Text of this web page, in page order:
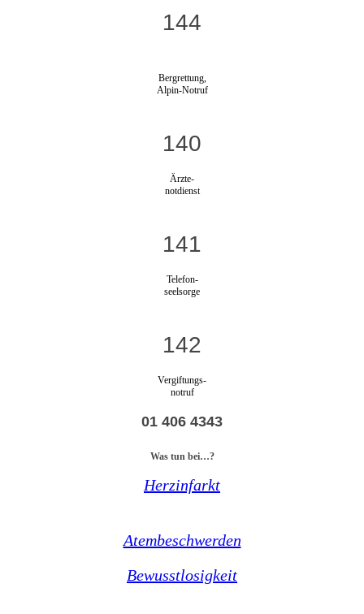
144
Bergrettung,
Alpin-Notruf
140
Ärzte-
notdienst
141
Telefon-
seelsorge
142
Vergiftungs-
notruf
01 406 4343
Was tun bei…?
Herzinfarkt
Atembeschwerden
Bewusstlosigkeit